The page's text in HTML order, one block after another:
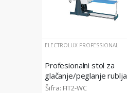
ELECTROLUX PROFESSIONAL
Profesionalni stol za
glačanje/peglanje rublja
Šifra: FIT2-WC